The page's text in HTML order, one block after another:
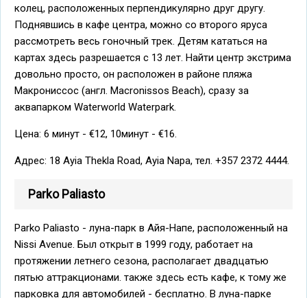
колец, расположенных перпендикулярно друг другу.
Поднявшись в кафе центра, можно со второго яруса
рассмотреть весь гоночный трек. Детям кататься на
картах здесь разрешается с 13 лет. Найти центр экстрима
довольно просто, он расположен в районе пляжа
Макрониссос (англ. Macronissos Beach), сразу за
аквапарком Waterworld Waterpark.
Цена: 6 минут - €12, 10минут - €16.
Адрес: 18 Ayia Thekla Road, Ayia Napa, тел. +357 2372 4444.
Parko Paliаsto
Parko Paliаsto - луна-парк в Айя-Напе, расположенный на
Nissi Avenue. Был открыт в 1999 году, работает на
протяжении летнего сезона, располагает двадцатью
пятью аттракционами. также здесь есть кафе, к тому же
парковка для автомобилей - бесплатно. В луна-парке